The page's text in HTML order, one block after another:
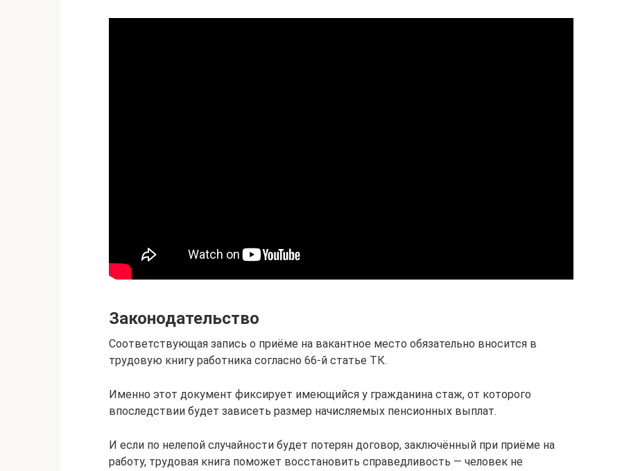
Законодательство
Соответствующая запись о приёме на вакантное место обязательно вносится в
трудовую книгу работника согласно 66-й статье ТК.
Именно этот документ фиксирует имеющийся у гражданина стаж, от которого
впоследствии будет зависеть размер начисляемых пенсионных выплат.
И если по нелепой случайности будет потерян договор, заключённый при приёме на
работу, трудовая книга поможет восстановить справедливость — человек не